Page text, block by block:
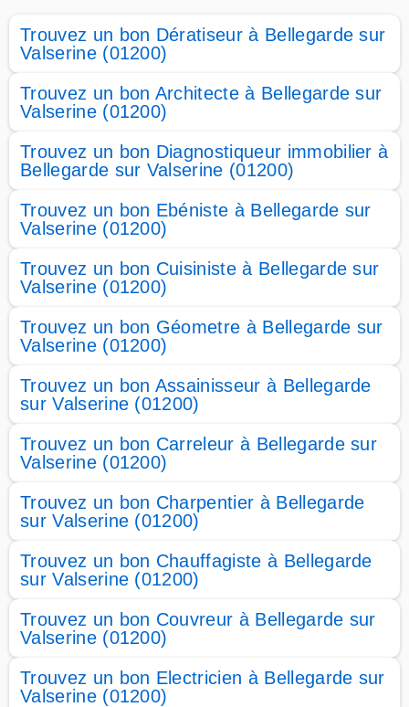
Trouvez un bon Dératiseur à Bellegarde sur
Valserine (01200)
Trouvez un bon Architecte à Bellegarde sur
Valserine (01200)
Trouvez un bon Diagnostiqueur immobilier à
Bellegarde sur Valserine (01200)
Trouvez un bon Ebéniste à Bellegarde sur
Valserine (01200)
Trouvez un bon Cuisiniste à Bellegarde sur
Valserine (01200)
Trouvez un bon Géometre à Bellegarde sur
Valserine (01200)
Trouvez un bon Assainisseur à Bellegarde
sur Valserine (01200)
Trouvez un bon Carreleur à Bellegarde sur
Valserine (01200)
Trouvez un bon Charpentier à Bellegarde
sur Valserine (01200)
Trouvez un bon Chauffagiste à Bellegarde
sur Valserine (01200)
Trouvez un bon Couvreur à Bellegarde sur
Valserine (01200)
Trouvez un bon Electricien à Bellegarde sur
Valserine (01200)